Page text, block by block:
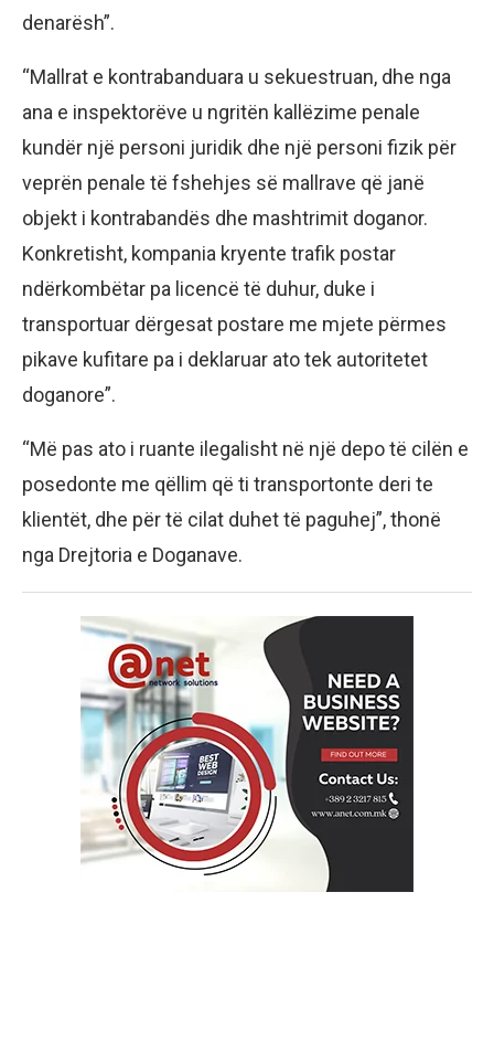
denarësh”.
“Mallrat e kontrabanduara u sekuestruan, dhe nga
ana e inspektorëve u ngritën kallëzime penale
kundër një personi juridik dhe një personi fizik për
veprën penale të fshehjes së mallrave që janë
objekt i kontrabandës dhe mashtrimit doganor.
Konkretisht, kompania kryente trafik postar
ndërkombëtar pa licencë të duhur, duke i
transportuar dërgesat postare me mjete përmes
pikave kufitare pa i deklaruar ato tek autoritetet
doganore”.
“Më pas ato i ruante ilegalisht në një depo të cilën e
posedonte me qëllim që ti transportonte deri te
klientët, dhe për të cilat duhet të paguhej”, thonë
nga Drejtoria e Doganave.